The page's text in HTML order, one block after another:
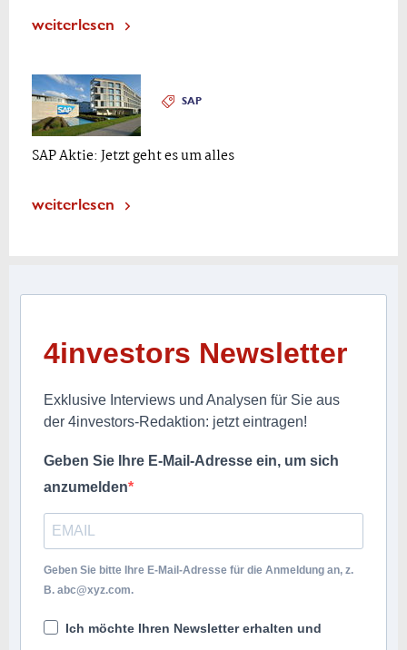
weiterlesen
SAP
SAP Aktie: Jetzt geht es um alles
weiterlesen
4investors Newsletter
Exklusive Interviews und Analysen für Sie aus
der 4investors-Redaktion: jetzt eintragen!
Geben Sie Ihre E-Mail-Adresse ein, um sich
anzumelden
Geben Sie bitte Ihre E-Mail-Adresse für die Anmeldung an, z.
B. abc@xyz.com.
Ich möchte Ihren Newsletter erhalten und